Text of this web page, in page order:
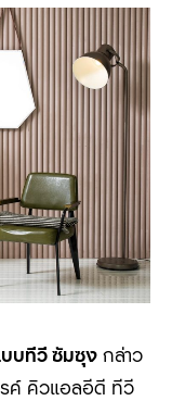
บบทีวี ซัมซุง กล่าว
รค์ คิวแอลอีดี ทีวี